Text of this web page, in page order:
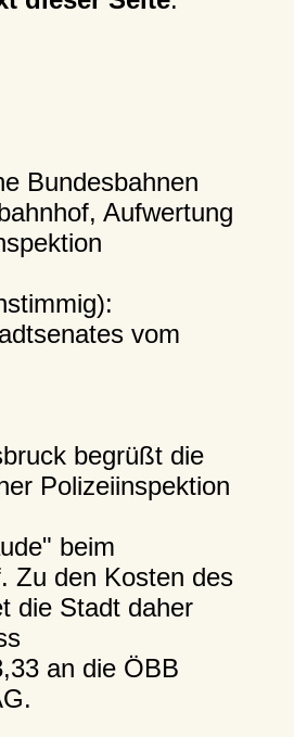
Bundesbahnen
Aufwertung
vom
begrüßt die
Polizeiinspektion
beim
Zu den Kosten des
die Stadt daher
an die ÖBB